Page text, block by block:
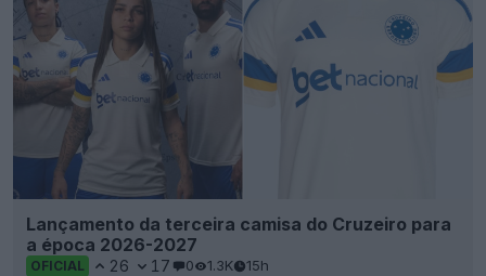
Lançamento da terceira camisa do Cruzeiro para
a época 2026-2027
OFICIAL 26 17 0 1.3K 15h